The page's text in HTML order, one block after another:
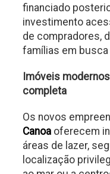
financiado
investimento
de compradores,
famílias em busca
Imóveis
completa
Os novos
Canoaoferecem
áreas de lazer,
localização